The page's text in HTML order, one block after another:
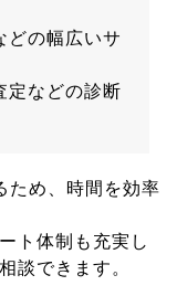
どの幅広いサ
定などの診断
ため、時間を効率
ト体制も充実し
談できます。